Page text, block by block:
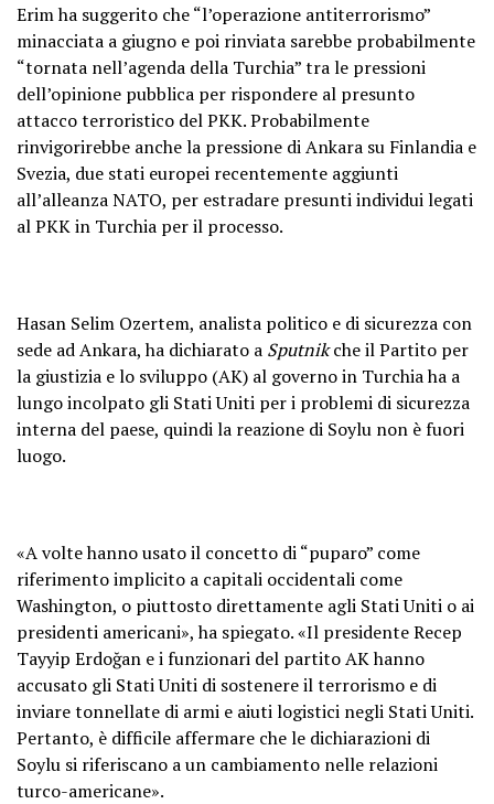
Erim ha suggerito che “l’operazione antiterrorismo”
minacciata a giugno e poi rinviata sarebbe probabilmente
“tornata nell’agenda della Turchia” tra le pressioni
dell’opinione pubblica per rispondere al presunto
attacco terroristico del PKK. Probabilmente
rinvigorirebbe anche la pressione di Ankara su Finlandia e
Svezia, due stati europei recentemente aggiunti
all’alleanza NATO, per estradare presunti individui legati
al PKK in Turchia per il processo.
Hasan Selim Ozertem, analista politico e di sicurezza con
sede ad Ankara, ha dichiarato a Sputnikche il Partito per
la giustizia e lo sviluppo (AK) al governo in Turchia ha a
lungo incolpato gli Stati Uniti per i problemi di sicurezza
interna del paese, quindi la reazione di Soylu non è fuori
luogo.
«A volte hanno usato il concetto di “puparo” come
riferimento implicito a capitali occidentali come
Washington, o piuttosto direttamente agli Stati Uniti o ai
presidenti americani», ha spiegato. «Il presidente Recep
Tayyip Erdoğan e i funzionari del partito AK hanno
accusato gli Stati Uniti di sostenere il terrorismo e di
inviare tonnellate di armi e aiuti logistici negli Stati Uniti.
Pertanto, è difficile affermare che le dichiarazioni di
Soylu si riferiscano a un cambiamento nelle relazioni
turco-americane».